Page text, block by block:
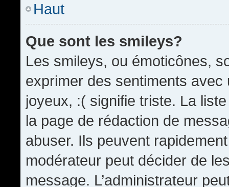
Haut
Que sont les smileys?
Les smileys, ou émoticônes,
exprimer des sentiments
joyeux, :( signifie triste. La
la page de rédaction de
abuser. Ils peuvent
modérateur peut décider de
message. L’administrateur